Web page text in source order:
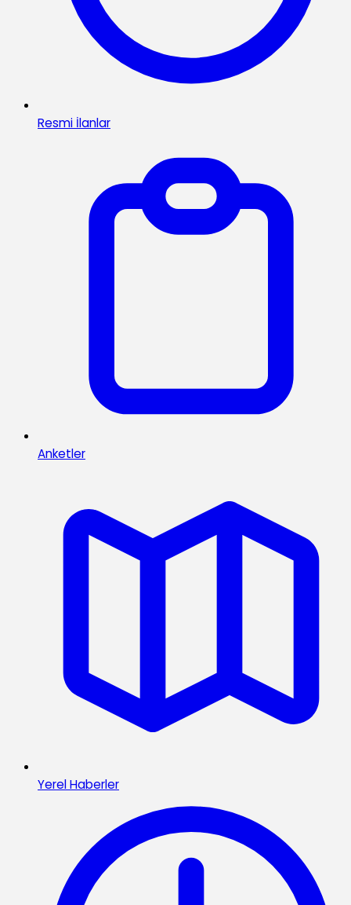
Resmi İlanlar
Anketler
Yerel Haberler